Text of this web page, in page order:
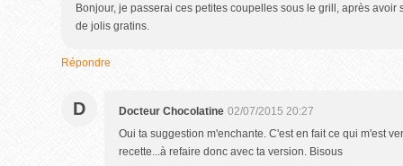
Bonjour, je passerai ces petites coupelles sous le grill, après avoir
de jolis gratins.
Répondre
D Docteur Chocolatine 02/07/2015 20:27
Oui ta suggestion m'enchante. C'est en fait ce qui m'est
recette...à refaire donc avec ta version. Bisous